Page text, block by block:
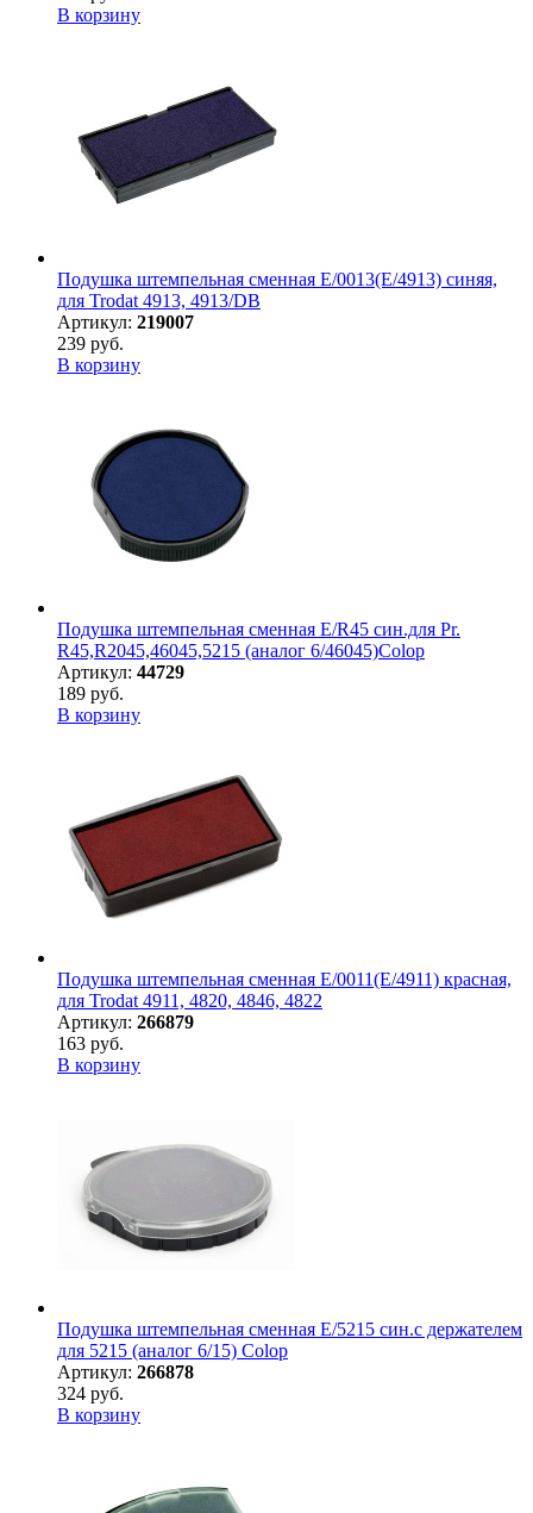
В корзину
Подушка штемпельная сменная E/0013(E/4913) синяя,
для Trodat 4913, 4913/DB
Артикул: 219007
239 руб.
В корзину
Подушка штемпельная сменная E/R45 син.для Pr.
R45,R2045,46045,5215 (аналог 6/46045)Colop
Артикул: 44729
189 руб.
В корзину
Подушка штемпельная сменная E/0011(E/4911) красная,
для Trodat 4911, 4820, 4846, 4822
Артикул: 266879
163 руб.
В корзину
Подушка штемпельная сменная E/5215 син.с держателем
для 5215 (аналог 6/15) Colop
Артикул: 266878
324 руб.
В корзину